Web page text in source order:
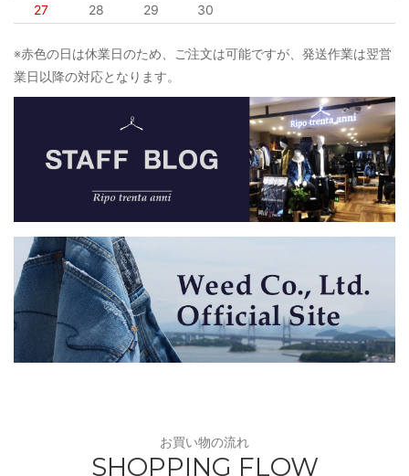
27
28 29 30
※赤色の日は休業日のため、ご注文は可能ですが、発送作業は翌営
業日以降の対応となります。
お買い物の流れ
SHOPPING FLOW